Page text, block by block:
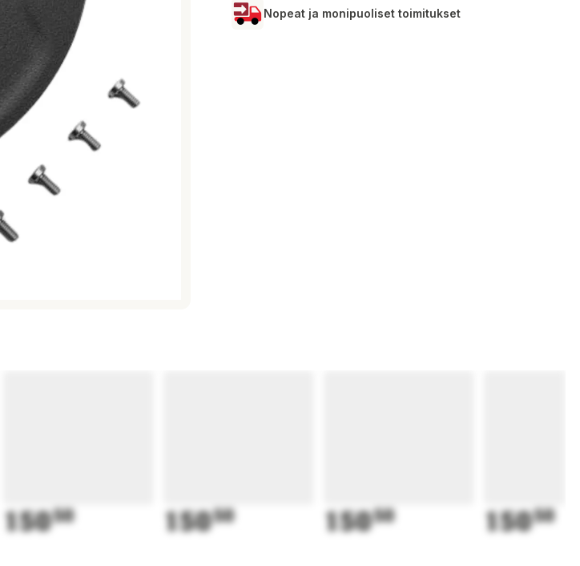
Nopeat ja monipuoliset toimitukset
15050 15050 15050 15050